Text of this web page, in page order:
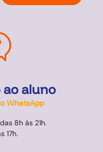
aluno
WhatsApp
8h às 21h.
17h.